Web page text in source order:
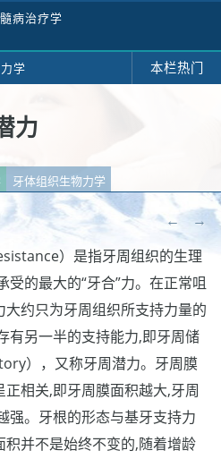
病治疗学
学 本栏热门
力
牙体组织生物力学
←
→
）是指牙周组织的生理
的最大的“牙合”力。在正常咀
大约只为牙周组织所支持力量的
有另一半的支持能力,即牙周储
），又称牙周潜力。牙周膜
相关,即牙周膜面积越大,牙周
强。牙根的形态与基牙支持力
并不是始终不变的,随着增龄